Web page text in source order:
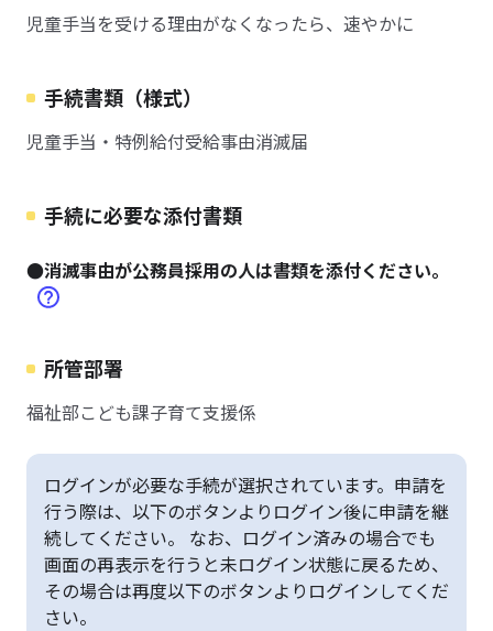
児童手当を受ける理由がなくなったら、速やかに
手続書類（様式）
児童手当・特例給付受給事由消滅届
手続に必要な添付書類
●消滅事由が公務員採用の人は書類を添付ください。
所管部署
福祉部こども課子育て支援係
ログインが必要な手続が選択されています。申請を
行う際は、以下のボタンよりログイン後に申請を継
続してください。 なお、ログイン済みの場合でも
画面の再表示を行うと未ログイン状態に戻るため、
その場合は再度以下のボタンよりログインしてくだ
さい。